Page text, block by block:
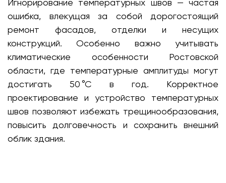
Игнорирование температурных швов — частая
ошибка, влекущая за собой дорогостоящий
ремонт фасадов, отделки и несущих
конструкций. Особенно важно учитывать
климатические особенности Ростовской
области, где температурные амплитуды могут
достигать 50 °C в год. Корректное
проектирование и устройство температурных
швов позволяют избежать трещинообразования,
повысить долговечность и сохранить внешний
облик здания.